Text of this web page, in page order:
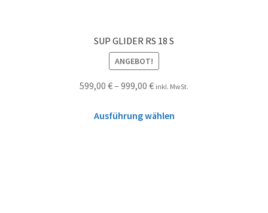
SUP GLIDER RS 18 S
ANGEBOT!
599,00 €– 999,00 € inkl. MwSt.
Ausführung wählen